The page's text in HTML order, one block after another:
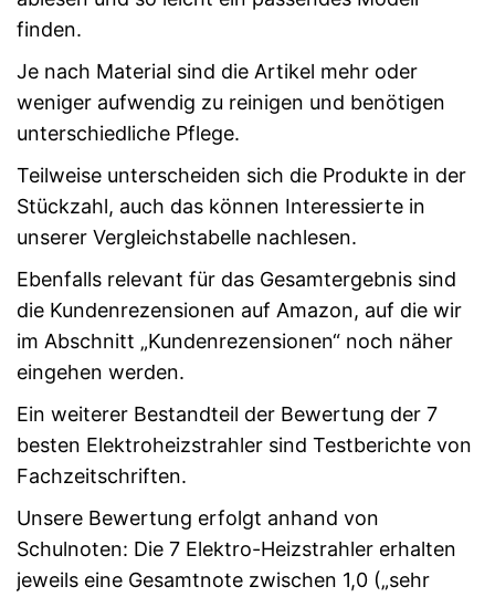
finden.
Je nach Material sind die Artikel mehr oder
weniger aufwendig zu reinigen und benötigen
unterschiedliche Pflege.
Teilweise unterscheiden sich die Produkte in der
Stückzahl, auch das können Interessierte in
unserer Vergleichstabelle nachlesen.
Ebenfalls relevant für das Gesamtergebnis sind
die Kundenrezensionen auf Amazon, auf die wir
im Abschnitt „Kundenrezensionen“ noch näher
eingehen werden.
Ein weiterer Bestandteil der Bewertung der 7
besten Elektroheizstrahler sind Testberichte von
Fachzeitschriften.
Unsere Bewertung erfolgt anhand von
Schulnoten: Die 7 Elektro-Heizstrahler erhalten
jeweils eine Gesamtnote zwischen 1,0 („sehr